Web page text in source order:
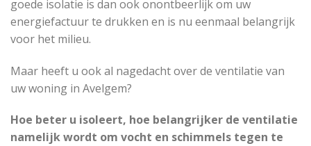
goede isolatie is dan ook onontbeerlijk om uw
energiefactuur te drukken en is nu eenmaal belangrijk
voor het milieu.
Maar heeft u ook al nagedacht over de ventilatie van
uw woning in Avelgem?
Hoe beter u isoleert, hoe belangrijker de ventilatie
namelijk wordt om vocht en schimmels tegen te